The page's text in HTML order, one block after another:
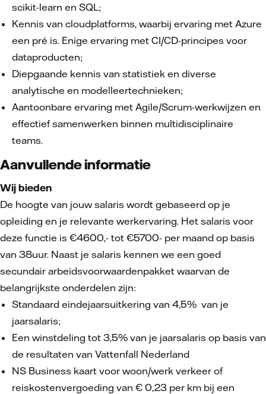
scikit-learn en SQL;
Kennis van cloudplatforms, waarbij ervaring met Azure
een pré is. Enige ervaring met CI/CD-principes voor
dataproducten;
Diepgaande kennis van statistiek en diverse
analytische en modelleertechnieken;
Aantoonbare ervaring met Agile/Scrum-werkwijzen en
effectief samenwerken binnen multidisciplinaire
teams.
Aanvullende informatie
Wij bieden
De hoogte van jouw salaris wordt gebaseerd op je
opleiding en je relevante werkervaring. Het salaris voor
deze functie is €4600,- tot €5700- per maand op basis
van 38uur. Naast je salaris kennen we een goed
secundair arbeidsvoorwaardenpakket waarvan de
belangrijkste onderdelen zijn:
Standaard eindejaarsuitkering van 4,5% van je
jaarsalaris;
Een winstdeling tot 3,5% van je jaarsalaris op basis van
de resultaten van Vattenfall Nederland
NS Business kaart voor woon/werk verkeer of
reiskostenvergoeding van € 0,23 per km bij een